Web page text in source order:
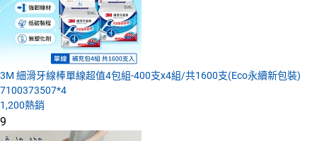
3M 細滑牙線棒單線超值4包組-400支x4組/共1600支(Eco永續新包裝)
7100373507*4
1,200熱銷
9